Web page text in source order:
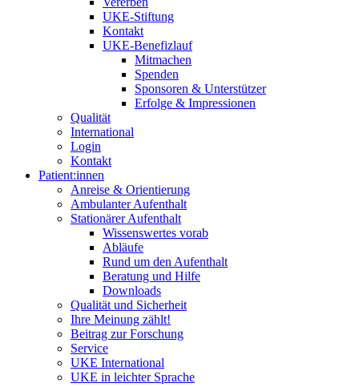
UKE-Stiftung
Kontakt
UKE-Benefizlauf
Mitmachen
Spenden
Sponsoren & Unterstützer
Erfolge & Impressionen
Qualität
International
Login
Kontakt
Patient:innen
Anreise & Orientierung
Ambulanter Aufenthalt
Stationärer Aufenthalt
Wissenswertes vorab
Abläufe
Rund um den Aufenthalt
Beratung und Hilfe
Downloads
Qualität und Sicherheit
Ihre Meinung zählt!
Beitrag zur Forschung
Service
UKE International
UKE in leichter Sprache